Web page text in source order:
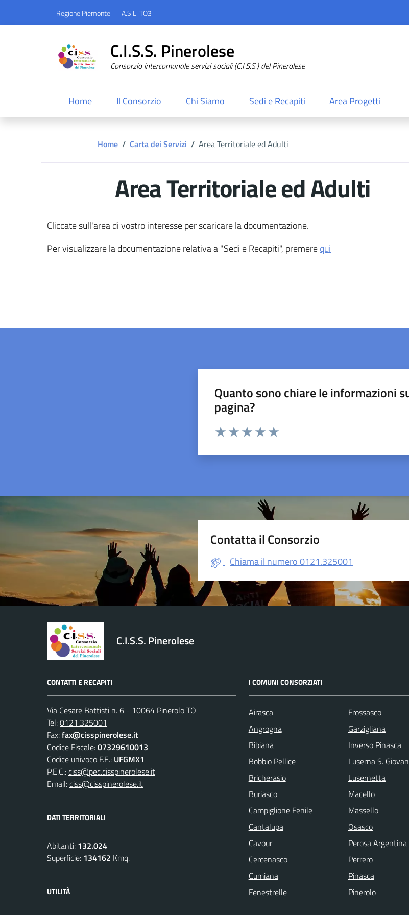
Regione Piemonte A.S.L. TO3
C.I.S.S. Pinerolese
Consorzio intercomunale servizi sociali (C.I.S.S.) del Pinerolese
Home Il Consorzio Chi Siamo Sedi e Recapiti Area Progetti
Home / Carta dei Servizi / Area Territoriale ed Adulti
Area Territoriale ed Adulti
Cliccate sull'area di vostro interesse per scaricare la documentazione.
Per visualizzare la documentazione relativa a "Sedi e Recapiti", premerequi
Quanto sono chiare le informazioni
pagina?
Valuta da 1 a 5 stelle la pagina
Contatta il Consorzio
Chiama il numero 0121.325001
C.I.S.S. Pinerolese
CONTATTI E RECAPITI
Via Cesare Battisti n. 6 - 10064 Pinerolo TO
Tel:0121.325001
Fax:fax@cisspinerolese.it
Codice Fiscale:07329610013
Codice univoco F.E.: UFGMX1
P.E.C.:ciss@pec.cisspinerolese.it
Email:ciss@cisspinerolese.it
DATI TERRITORIALI
Abitanti: 132.024
Superficie: 134162 Kmq.
UTILITÀ
I COMUNI CONSORZIATI
Airasca
Angrogna
Bibiana
Bobbio Pellice
Bricherasio
Buriasco
Campiglione Fenile
Cantalupa
Cavour
Cercenasco
Cumiana
Fenestrelle
Frossasco
Garzigliana
Inverso Pinasca
Luserna S.
Lusernetta
Macello
Massello
Osasco
Perosa Argentina
Perrero
Pinasca
Pinerolo